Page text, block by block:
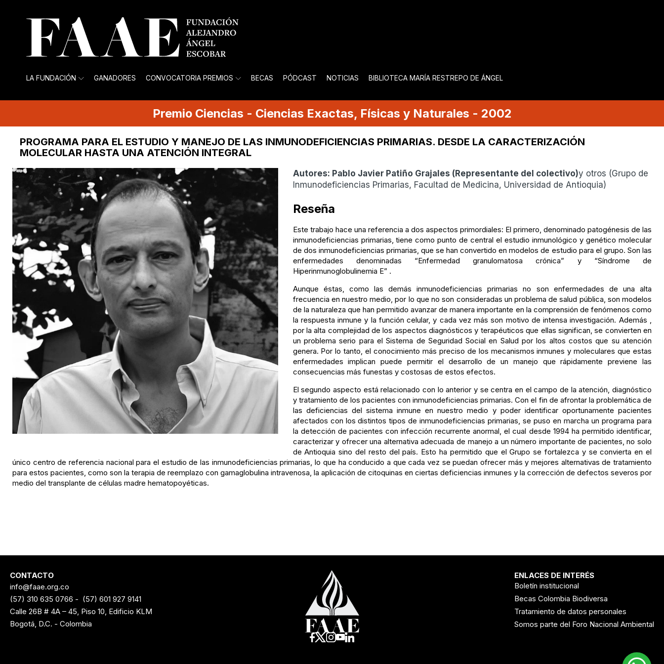
LA FUNDACIÓN GANADORES CONVOCATORIA PREMIOS BECAS PÓDCAST NOTICIAS BIBLIOTECA MARÍA RESTREPO DE ÁNGEL
Premio Ciencias - Ciencias Exactas, Físicas y Naturales - 2002
PROGRAMA PARA EL ESTUDIO Y MANEJO DE LAS INMUNODEFICIENCIAS PRIMARIAS. DESDE LA CARACTERIZACIÓN
MOLECULAR HASTA UNA ATENCIÓN INTEGRAL
Autores: Pablo Javier Patiño Grajales ( Representante del colectivo)y otros (Grupo de
Inmunodeficiencias Primarias, Facultad de Medicina, Universidad de Antioquia)
Reseña
Este trabajo hace una referencia a dos aspectos primordiales: El primero, denominado patogénesis de las
inmunodeficiencias primarias, tiene como punto de central el estudio inmunológico y genético molecular
de dos inmunodeficiencias primarias, que se han convertido en modelos de estudio para el grupo. Son las
enfermedades denominadas “Enfermedad granulomatosa crónica” y “Síndrome de
Hiperinmunoglobulinemia E” .
Aunque éstas, como las demás inmunodeficiencias primarias no son enfermedades de una alta
frecuencia en nuestro medio, por lo que no son consideradas un problema de salud pública, son modelos
de la naturaleza que han permitido avanzar de manera importante en la comprensión de fenómenos como
la respuesta inmune y la función celular, y cada vez más son motivo de intensa investigación. Además ,
por la alta complejidad de los aspectos diagnósticos y terapéuticos que ellas significan, se convierten en
un problema serio para el Sistema de Seguridad Social en Salud por los altos costos que su atención
genera. Por lo tanto, el conocimiento más preciso de los mecanismos inmunes y moleculares que estas
enfermedades implican puede permitir el desarrollo de un manejo que rápidamente previene las
consecuencias más funestas y costosas de estos efectos.
El segundo aspecto está relacionado con lo anterior y se centra en el campo de la atención, diagnóstico
y tratamiento de los pacientes con inmunodeficiencias primarias. Con el fin de afrontar la problemática de
las deficiencias del sistema inmune en nuestro medio y poder identificar oportunamente pacientes
afectados con los distintos tipos de inmunodeficiencias primarias, se puso en marcha un programa para
la detección de pacientes con infección recurrente anormal, el cual desde 1994 ha permitido identificar,
caracterizar y ofrecer una alternativa adecuada de manejo a un número importante de pacientes, no solo
de Antioquia sino del resto del país. Esto ha permitido que el Grupo se fortalezca y se convierta en el
único centro de referencia nacional para el estudio de las inmunodeficiencias primarias, lo que ha conducido a que cada vez se puedan ofrecer más y mejores alternativas de tratamiento
para estos pacientes, como son la terapia de reemplazo con gamaglobulina intravenosa, la aplicación de citoquinas en ciertas deficiencias inmunes y la corrección de defectos severos por
medio del transplante de células madre hematopoyéticas.
CONTACTO
info@faae.org.co
(57) 310 635 0766 - (57) 601 927 9141
Calle 26B # 4A – 45, Piso 10, Edificio KLM
Bogotá, D.C. - Colombia
ENLACES DE INTERÉS
Boletín institucional
Becas Colombia Biodiversa
Tratamiento de datos personales
Somos parte del Foro Nacional Ambiental